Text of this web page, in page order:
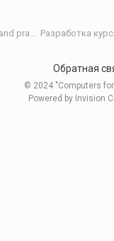
Теория и практика обучения английскому языку/Teaching English - theory and practice Разработка
Обратная
© 2024 "Computers
Powered by Invision